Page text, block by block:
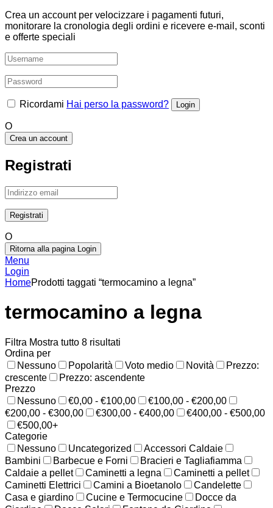
Crea un account per velocizzare i pagamenti futuri,
monitorare la cronologia degli ordini e ricevere e-mail, sconti
e offerte speciali
Ricordami Hai perso la password?
O
Crea un account
Registrati
O
Ritorna alla pagina Login
Menu
Login
HomeProdotti taggati “termocamino a legna”
termocamino a legna
Filtra Mostra tutto 8 risultati
Ordina per
Nessuno
Popolarità Voto medio Novità
Prezzo:
crescente
Prezzo: ascendente
Prezzo
Nessuno
€0,00 - €100,00
€100,00 - €200,00
€200,00 - €300,00
€300,00 - €400,00
€400,00 - €500,00
€500,00+
Categorie
Nessuno
Uncategorized
Accessori Caldaie
Bambini
Barbecue e Forni
Bracieri e Tagliafiamma
Caldaie a pellet
Caminetti a legna
Caminetti a pellet
Caminetti Elettrici
Camini a Bioetanolo
Candelette
Casa e giardino
Cucine e Termocucine
Docce da